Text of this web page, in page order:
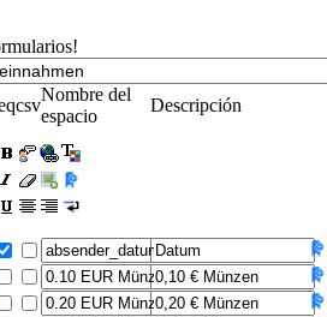
csv
Nombre del
espacio
Descripción